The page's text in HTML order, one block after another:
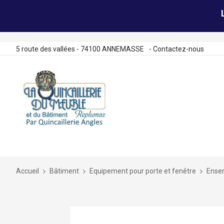
5 route des vallées - 74100 ANNEMASSE - Contactez-nous
Accueil Bâtiment Equipement pour porte et fenêtre